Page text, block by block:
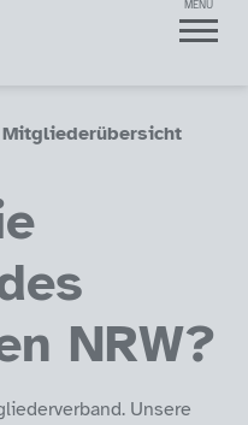
MENÜ
Mitgliederübersicht
NRW?
Unsere